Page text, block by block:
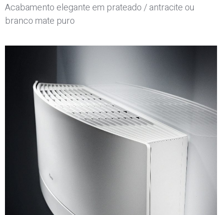
Acabamento elegante em prateado / antracite ou
branco mate puro